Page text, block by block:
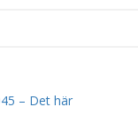
– Det här